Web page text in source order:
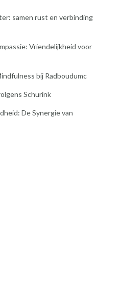
samen rust en verbinding
Vriendelijkheid voor
bij Radboudumc
Schurink
De Synergie van